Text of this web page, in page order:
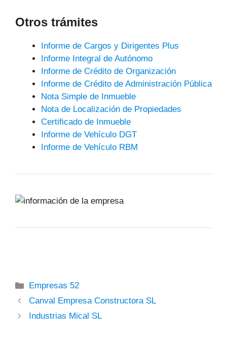
Otros trámites
Informe de Cargos y Dirigentes Plus
Informe Integral de Autónomo
Informe de Crédito de Organización
Informe de Crédito de Administración Pública
Nota Simple de Inmueble
Nota de Localización de Propiedades
Certificado de Inmueble
Informe de Vehículo DGT
Informe de Vehículo RBM
Categorías
Empresas 52
Canval Empresa Constructora SL
Industrias Mical SL